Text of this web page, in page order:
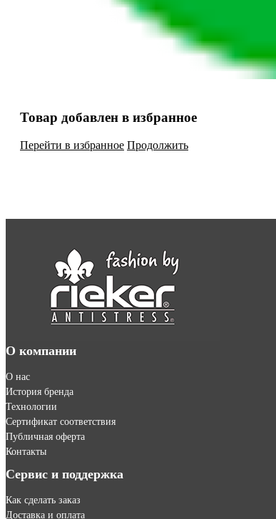
Товар добавлен в избранное
Перейти в избранное Продолжить
О компании
О нас
История бренда
Технологии
Сертификат соответствия
Публичная оферта
Контакты
Сервис и поддержка
Как сделать заказ
Доставка и оплата